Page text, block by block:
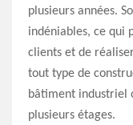
plusieurs années.
indéniables, ce qui
clients et de
tout type de
bâtiment industriel
plusieurs étages.